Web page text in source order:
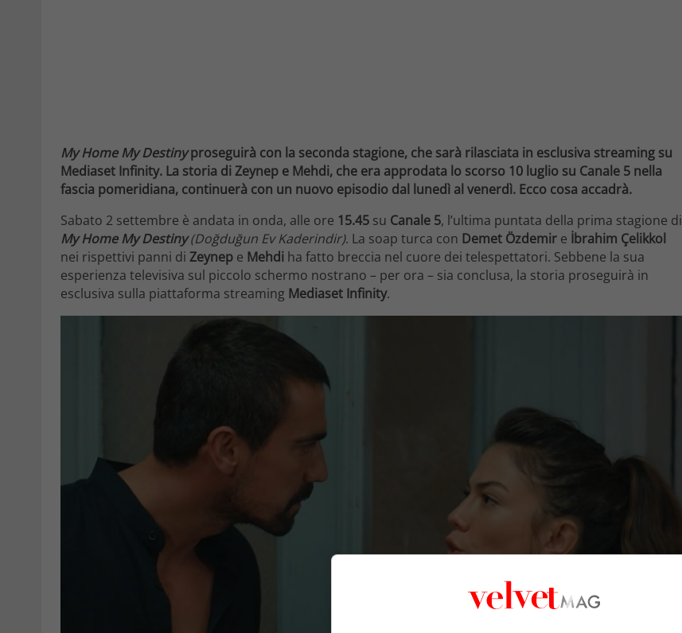
My Home My Destinyproseguirà con la seconda stagione, che sarà rilasciata in esclusiva streaming su
Mediaset Infinity. La storia di Zeynep e Mehdi, che era approdata lo scorso 10 luglio su Canale 5 nella
fascia pomeridiana, continuerà con un nuovo episodio dal lunedì al venerdì. Ecco cosa accadrà.
Sabato 2 settembre è andata in onda, alle ore 15.45 su Canale 5, l’ultima puntata della prima stagione di
My Home My Destiny(Doğduğun Ev Kaderindir). La soap turca con Demet Özdemir e İbrahim Çelikkol
nei rispettivi panni di Zeynep e Mehdi ha fatto breccia nel cuore dei telespettatori. Sebbene la sua
esperienza televisiva sul piccolo schermo nostrano – per ora – sia conclusa, la storia proseguirà in
esclusiva sulla piattaforma streaming Mediaset Infinity.